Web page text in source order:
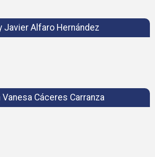
Javier Alfaro Hernández
Vanesa Cáceres Carranza